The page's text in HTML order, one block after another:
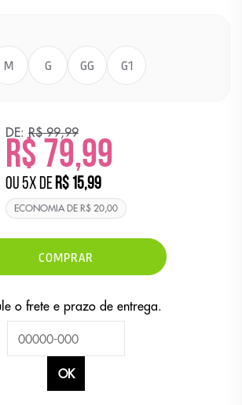
M G GG G1
DE: R$ 99,99
R$ 79,99
ou5xdeR$ 15,99
ECONOMIA DE R$ 20,00
COMPRAR